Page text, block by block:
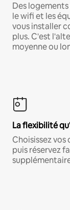
Des
le wifi et les
vous installer
plus. C'est
moyenne ou
La flexibilité
Choisissez
puis réservez